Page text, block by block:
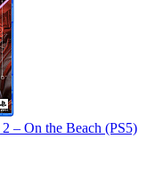
– On the Beach (PS5)